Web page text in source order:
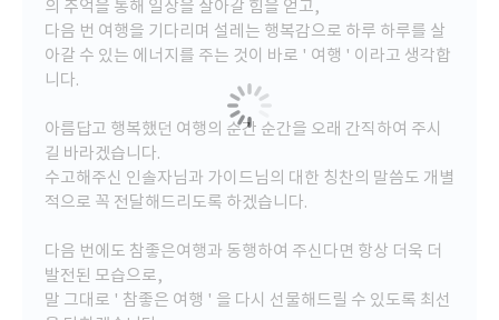
의 추억을 통해 일상을 살아갈 힘을 얻고,
다음 번 여행을 기다리며 설레는 행복감으로 하루 하루를 살
아갈 수 있는 에너지를 주는 것이 바로 ' 여행 ' 이라고 생각합
니다.
아름답고 행복했던 여행의 순간 순간을 오래 간직하여 주시
길 바라겠습니다.
수고해주신 인솔자님과 가이드님의 대한 칭찬의 말씀도 개별
적으로 꼭 전달해드리도록 하겠습니다.
다음 번에도 참좋은여행과 동행하여 주신다면 항상 더욱 더
발전된 모습으로,
말 그대로 ' 참좋은 여행 ' 을 다시 선물해드릴 수 있도록 최선